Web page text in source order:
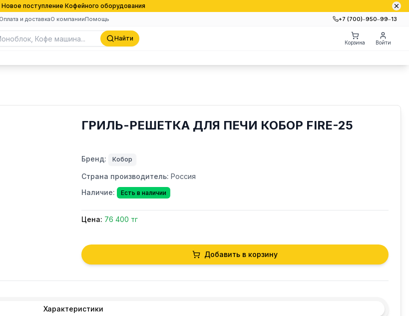
Новое поступление Кофейного оборудования
Оплата и доставкаО компанииПомощь +7 (700)‒950‒99‒13
Найти
Корзина Войти
ГРИЛЬ-РЕШЕТКА ДЛЯ ПЕЧИ КОБОР FIRE-25
Бренд: Кобор
Страна производитель: Россия
Наличие:
Есть в наличии
Цена: 76 400 тг
Добавить в корзину
Характеристики